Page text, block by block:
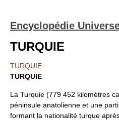
Encyclopédie
TURQUIE
TURQUIE
TURQUIE
La Turquie (779 452 kilomètres
péninsule anatolienne et une
formant la nationalité turque